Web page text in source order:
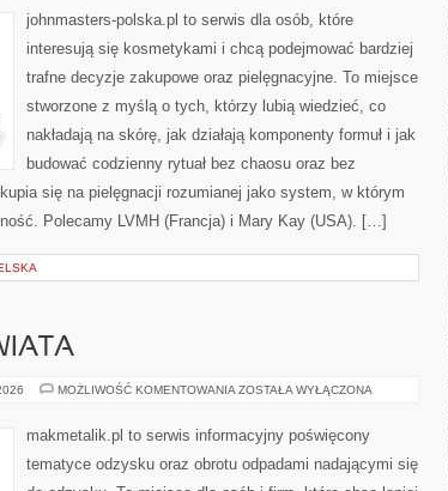
johnmasters-polska.pl to serwis dla osób, które
interesują się kosmetykami i chcą podejmować bardziej
trafne decyzje zakupowe oraz pielęgnacyjne. To miejsce
stworzone z myślą o tych, którzy lubią wiedzieć, co
nakładają na skórę, jak działają komponenty formuł i jak
budować codzienny rytuał bez chaosu oraz bez
się na pielęgnacji rozumianej jako system, w którym
Polecamy LVMH (Francja) i Mary Kay (USA). […]
MOŻLIWOŚĆ KOMENTOWANIA INSPIRACJE
ZOSTAŁA WYŁĄCZONA
makmetalik.pl to serwis informacyjny poświęcony
tematyce odzysku oraz obrotu odpadami nadającymi się